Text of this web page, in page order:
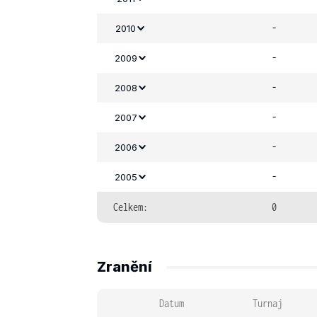
2010 -
2009 -
2008 -
2007 -
2006 -
2005 -
Celkem: 0
Zranění
Datum Turnaj